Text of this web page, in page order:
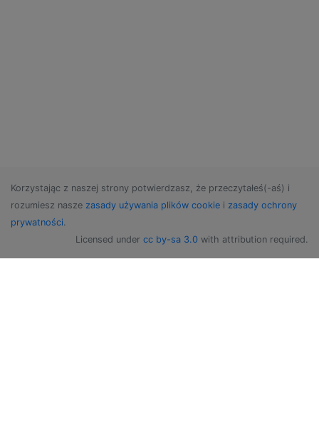
Korzystając z naszej strony potwierdzasz, że przeczytałeś(-aś) i
rozumiesz nasze zasady używania plików cookie i zasady ochrony
prywatności.
Licensed under cc by-sa 3.0 with attribution required.